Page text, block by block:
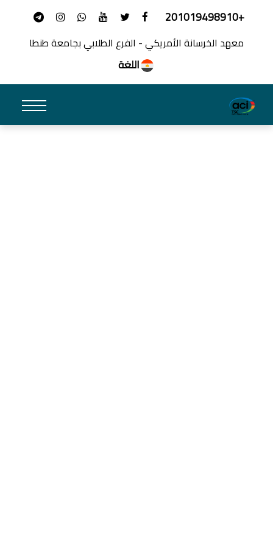
+201019498910
معهد الخرسانة الأمريكي - الفرع الطلابي بجامعة طنطا
اللغة